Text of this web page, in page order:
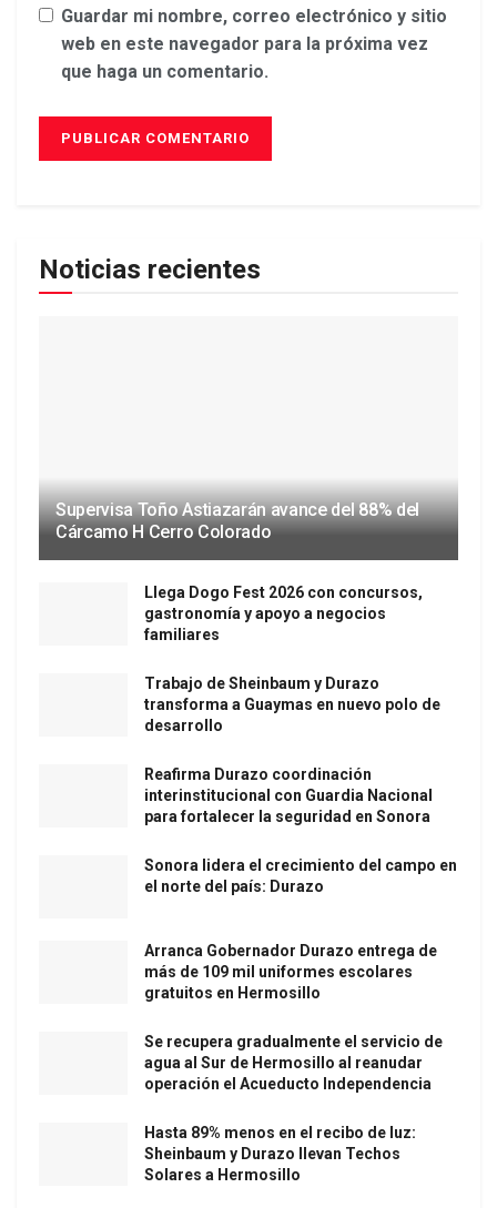
Guardar mi nombre, correo electrónico y sitio
web en este navegador para la próxima vez
que haga un comentario.
Noticias recientes
Supervisa Toño Astiazarán avance del 88% del
Cárcamo H Cerro Colorado
Llega Dogo Fest 2026 con concursos,
gastronomía y apoyo a negocios
familiares
Trabajo de Sheinbaum y Durazo
transforma a Guaymas en nuevo polo de
desarrollo
Reafirma Durazo coordinación
interinstitucional con Guardia Nacional
para fortalecer la seguridad en Sonora
Sonora lidera el crecimiento del campo en
el norte del país: Durazo
Arranca Gobernador Durazo entrega de
más de 109 mil uniformes escolares
gratuitos en Hermosillo
Se recupera gradualmente el servicio de
agua al Sur de Hermosillo al reanudar
operación el Acueducto Independencia
Hasta 89% menos en el recibo de luz:
Sheinbaum y Durazo llevan Techos
Solares a Hermosillo